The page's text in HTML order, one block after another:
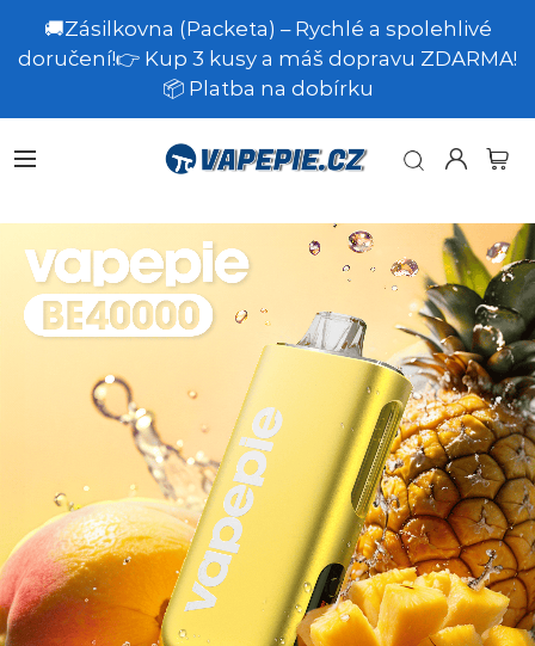
🚚Zásilkovna (Packeta) – Rychlé a spolehlivé
doručení!👉 Kup 3 kusy a máš dopravu ZDARMA!
📦 Platba na dobírku